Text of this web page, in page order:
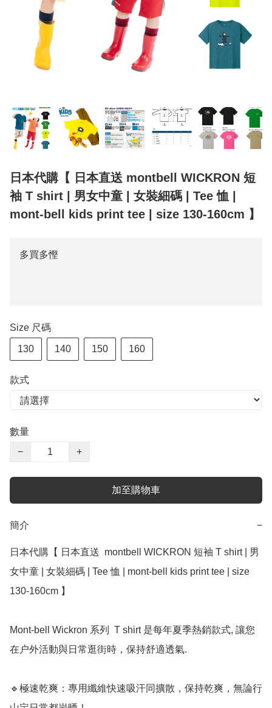
日本代購【 日本直送 montbell WICKRON 短
袖 T shirt | 男女中童 | 女裝細碼 | Tee 恤 |
mont-bell kids print tee | size 130-160cm 】
多買多慳
Size 尺碼
130 140 150 160
款式
數量
−
+
加至購物車
簡介 −
日本代購【 日本直送  montbell WICKRON 短袖 T shirt | 男
女中童 | 女裝細碼 | Tee 恤 | mont-bell kids print tee | size
130-160cm 】
Mont-bell Wickron 系列  T shirt 是每年夏季熱銷款式, 讓您
在户外活動與日常逛街時，保持舒適透氣.
🔹極速乾爽：專用纖維快速吸汗同擴散，保持乾爽，無論行